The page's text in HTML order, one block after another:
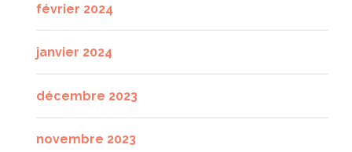
février 2024
janvier 2024
décembre 2023
novembre 2023